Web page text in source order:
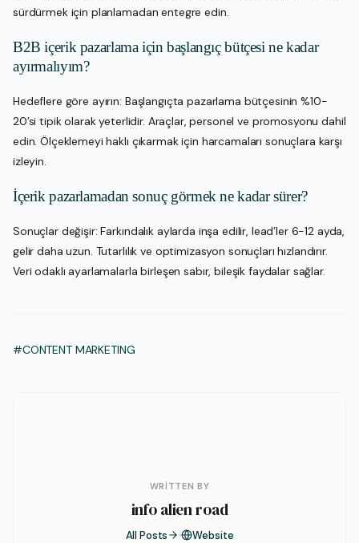
sürdürmek için planlamadan entegre edin.
B2B içerik pazarlama için başlangıç bütçesi ne kadar
ayırmalıyım?
Hedeflere göre ayırın: Başlangıçta pazarlama bütçesinin %10-
20’si tipik olarak yeterlidir. Araçlar, personel ve promosyonu dahil
edin. Ölçeklemeyi haklı çıkarmak için harcamaları sonuçlara karşı
izleyin.
İçerik pazarlamadan sonuç görmek ne kadar sürer?
Sonuçlar değişir: Farkındalık aylarda inşa edilir, lead’ler 6-12 ayda,
gelir daha uzun. Tutarlılık ve optimizasyon sonuçları hızlandırır.
Veri odaklı ayarlamalarla birleşen sabır, bileşik faydalar sağlar.
#CONTENT MARKETING
WRITTEN BY
info alien road
All Posts Website